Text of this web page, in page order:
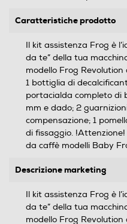
Caratteristiche prodotto
Il kit assistenza Frog è
da te” della tua
modello Frog
1 bottiglia di
portacialda completo di
mm e dado; 2
compensazione; 1
di fissaggio.
da caffè modelli Baby
Descrizione marketing
Il kit assistenza Frog è
da te” della tua
modello Frog